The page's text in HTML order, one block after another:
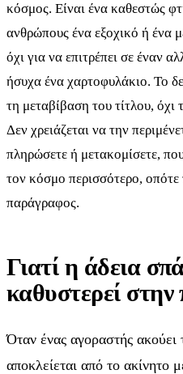
κόσμος. Είναι ένα καθεστώς
ανθρώπους ένα εξοχικό ή ένα
όχι για να επιτρέπει σε έναν
ήσυχα ένα χαρτοφυλάκιο. Το
τη μεταβίβαση του τίτλου, όχι
Δεν χρειάζεται να την
πληρώσετε ή μετακομίσετε,
τον κόσμο περισσότερο, οπότε
παράγραφος.
Γιατί η άδεια
καθυστερεί στην
Όταν ένας αγοραστής ακούει
αποκλείεται από το ακίνητο